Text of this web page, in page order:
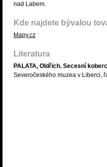
nad Labem.
Kde najdete bývalou
Mapy.cz
Literatura
PALATA, Oldřich. Secesní
Severočeského muzea v Liberci,